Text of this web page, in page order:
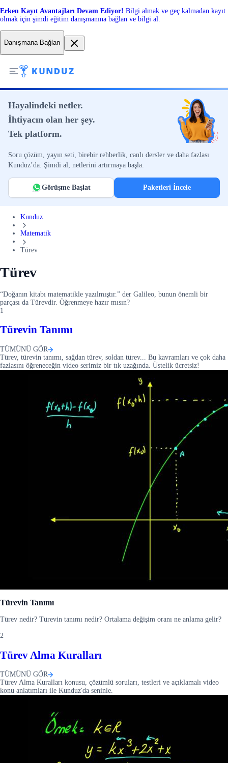
Erken Kayıt Avantajları Devam Ediyor! Bilgi almak ve geç kalmadan kayıt
olmak için şimdi eğitim danışmanına bağlan ve bilgi al.
Danışmana Bağlan
Hayalindeki netler.
İhtiyacın olan her şey.
Tek platform.
Soru çözüm, yayın seti, birebir rehberlik, canlı dersler ve daha fazlası
Kunduz’da. Şimdi al, netlerini artırmaya başla.
Görüşme Başlat Paketleri İncele
Kunduz
Matematik
Türev
Türev
“Doğanın kitabı matematikle yazılmıştır.” der Galileo, bunun önemli bir
parçası da Türevdir. Öğrenmeye hazır mısın?
1
Türevin Tanımı
TÜMÜNÜ GÖR
Türev, türevin tanımı, sağdan türev, soldan türev... Bu kavramları ve çok daha
fazlasını öğreneceğin video serimiz bir tık uzağında. Üstelik ücretsiz!
Türevin Tanımı
Türev nedir? Türevin tanımı nedir? Ortalama değişim oranı ne anlama gelir?
2
Türev Alma Kuralları
TÜMÜNÜ GÖR
Türev Alma Kuralları konusu, çözümlü soruları, testleri ve açıklamalı video
konu anlatımları ile Kunduz'da seninle.